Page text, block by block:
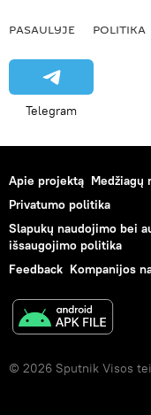
PASAULYJE POLITIKA
Telegram
Apie projektą Medžiagų
Privatumo politika
Slapukų naudojimo bei
išsaugojimo politika
Feedback Kompanijos
© 2026 Sputnik Visos